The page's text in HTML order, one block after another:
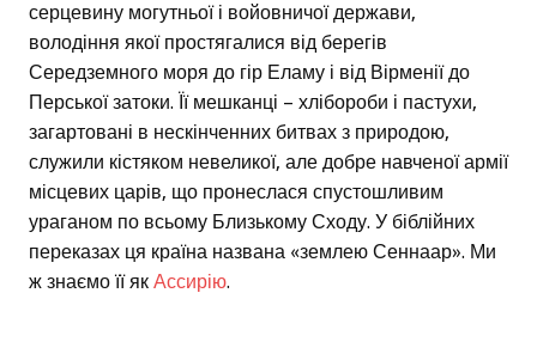
серцевину могутньої і войовничої держави,
володіння якої простягалися від берегів
Середземного моря до гір Еламу і від Вірменії до
Перської затоки. Її мешканці – хлібороби і пастухи,
загартовані в нескінченних битвах з природою,
служили кістяком невеликої, але добре навченої армії
місцевих царів, що пронеслася спустошливим
ураганом по всьому Близькому Сходу. У біблійних
переказах ця країна названа «землею Сеннаар». Ми
ж знаємо її як Ассирію.